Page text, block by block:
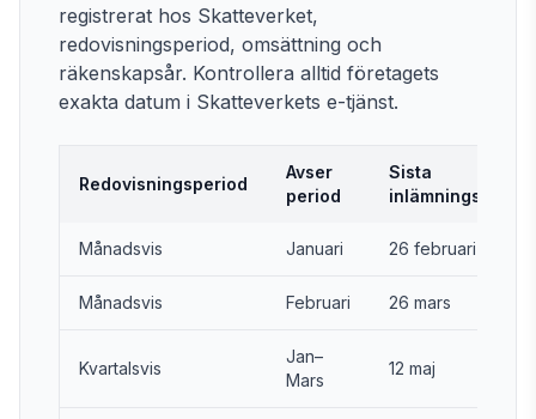
registrerat hos Skatteverket,
redovisningsperiod, omsättning och
räkenskapsår. Kontrollera alltid företagets
exakta datum i Skatteverkets e-tjänst.
Redovisningsperiod
Avser
period
Sista
inlämningsdag
Månadsvis Januari 26 februari
Månadsvis Februari 26 mars
Kvartalsvis
Jan–
Mars
12 maj